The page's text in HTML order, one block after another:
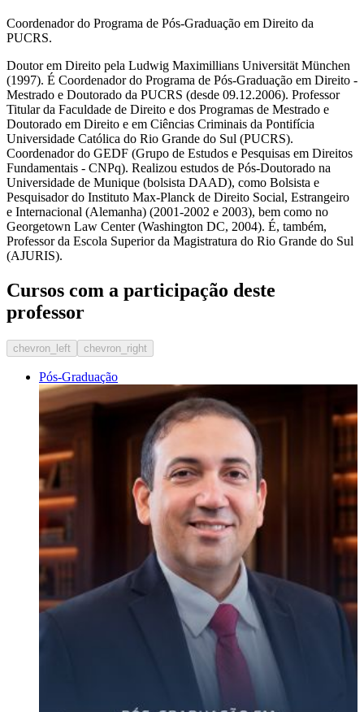
Coordenador do Programa de Pós-Graduação em Direito da
PUCRS.
Doutor em Direito pela Ludwig Maximillians Universität München
(1997). É Coordenador do Programa de Pós-Graduação em Direito -
Mestrado e Doutorado da PUCRS (desde 09.12.2006). Professor
Titular da Faculdade de Direito e dos Programas de Mestrado e
Doutorado em Direito e em Ciências Criminais da Pontifícia
Universidade Católica do Rio Grande do Sul (PUCRS).
Coordenador do GEDF (Grupo de Estudos e Pesquisas em Direitos
Fundamentais - CNPq). Realizou estudos de Pós-Doutorado na
Universidade de Munique (bolsista DAAD), como Bolsista e
Pesquisador do Instituto Max-Planck de Direito Social, Estrangeiro
e Internacional (Alemanha) (2001-2002 e 2003), bem como no
Georgetown Law Center (Washington DC, 2004). É, também,
Professor da Escola Superior da Magistratura do Rio Grande do Sul
(AJURIS).
Cursos com a participação deste
professor
chevron_left chevron_right
Pós-Graduação